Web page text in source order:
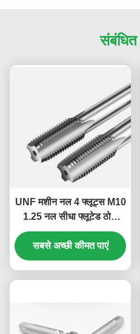
संबंधित
UNF मशीन नल 4 फ्लूट्स M10
1.25 नल सीधा फ्लूटेड ठोस
कार्बाइड नल आंतरिक शीतलन
सबसे अच्छी कीमत पाएं